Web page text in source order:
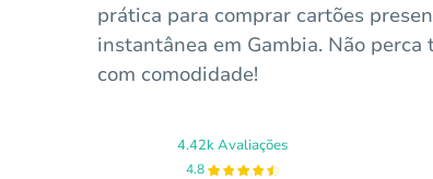
prática para comprar cartões
instantânea em Gambia. Não perca
com comodidade!
4.42k Avaliações
4.8